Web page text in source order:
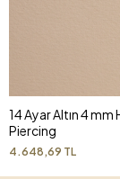
14 Ayar Altın 4 mm
Piercing
4.648,69 TL